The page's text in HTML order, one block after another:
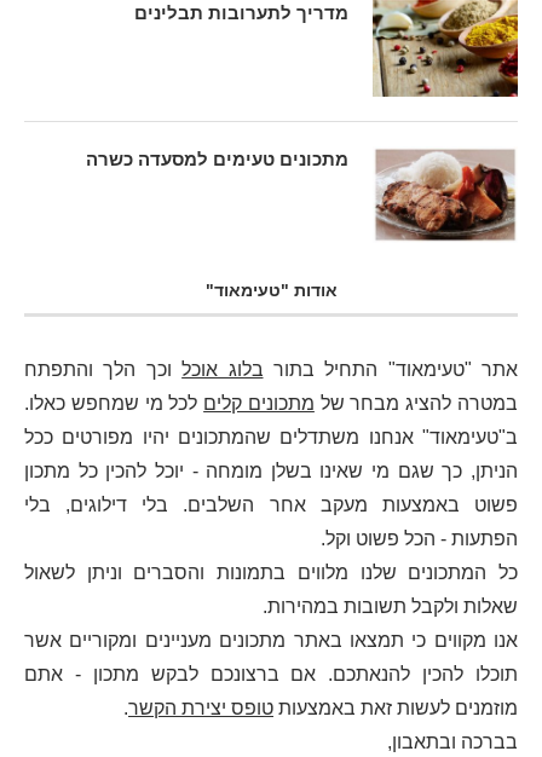
מדריך לתערובות תבלינים
מתכונים טעימים למסעדה כשרה
אודות "טעימאוד"
אתר "טעימאוד" התחיל בתור בלוג אוכלוכך הלך והתפתח
במטרה להציג מבחר של מתכונים קלים לכל מי שמחפש כאלו.
ב"טעימאוד" אנחנו משתדלים שהמתכונים יהיו מפורטים ככל
הניתן, כך שגם מי שאינו בשלן מומחה - יוכל להכין כל מתכון
פשוט באמצעות מעקב אחר השלבים. בלי דילוגים, בלי
הפתעות - הכל פשוט וקל.
כל המתכונים שלנו מלווים בתמונות והסברים וניתן לשאול
שאלות ולקבל תשובות במהירות.
אנו מקווים כי תמצאו באתר מתכונים מעניינים ומקוריים אשר
תוכלו להכין להנאתכם. אם ברצונכם לבקש מתכון - אתם
מוזמנים לעשות זאת באמצעות טופס יצירת הקשר.
בברכה ובתאבון,